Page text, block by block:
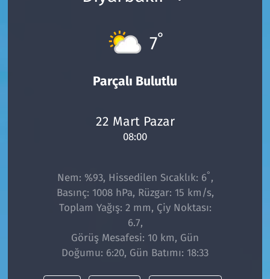
7°
Parçalı Bulutlu
22 Mart Pazar
08:00
Nem: %93, Hissedilen Sıcaklık: 6° ,
Basınç: 1008 hPa, Rüzgar: 15 km/s,
Toplam Yağış: 2 mm, Çiy Noktası:
6.7,
Görüş Mesafesi: 10 km, Gün
Doğumu: 6:20, Gün Batımı: 18:33